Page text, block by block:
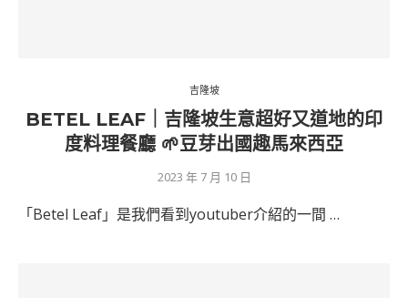
吉隆坡
BETEL LEAF｜吉隆坡生意超好又道地的印
度料理餐廳 🌱豆芽出國趣馬來西亞
2023 年 7 月 10 日
「Betel Leaf」是我們看到youtuber介紹的一間 …